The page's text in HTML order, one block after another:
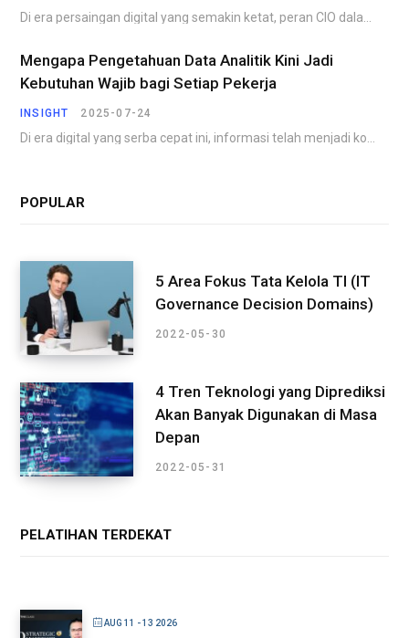
Mengapa Pengetahuan Data Analitik Kini Jadi
Kebutuhan Wajib bagi Setiap Pekerja
INSIGHT 2025-07-24
POPULAR
5 Area Fokus Tata Kelola TI (IT
Governance Decision Domains)
2022-05-30
4 Tren Teknologi yang Diprediksi
Akan Banyak Digunakan di Masa
Depan
2022-05-31
PELATIHAN TERDEKAT
AUG 11 - 13 2026